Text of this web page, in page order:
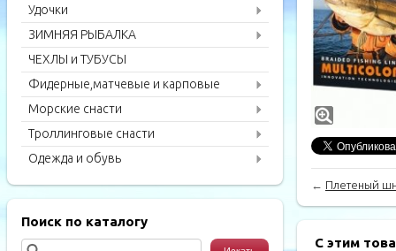
Удочки
ЗИМНЯЯ РЫБАЛКА
ЧЕХЛЫ и ТУБУСЫ
Фидерные,матчевые и карповые
удилища
Морские снасти
Троллинговые снасти
Одежда и обувь
Поиск по каталогу
← Плетеный
С этим